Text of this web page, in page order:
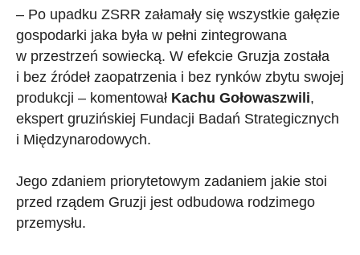
– Po upadku ZSRR załamały się wszystkie gałęzie
gospodarki jaka była w pełni zintegrowana
w przestrzeń sowiecką. W efekcie Gruzja została
i bez źródeł zaopatrzenia i bez rynków zbytu swojej
produkcji – komentował Kachu Gołowaszwili,
ekspert gruzińskiej Fundacji Badań Strategicznych
i Międzynarodowych.
Jego zdaniem priorytetowym zadaniem jakie stoi
przed rządem Gruzji jest odbudowa rodzimego
przemysłu.